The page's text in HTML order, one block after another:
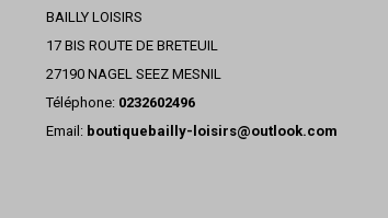
BAILLY LOISIRS
17 BIS ROUTE DE BRETEUIL
27190 NAGEL SEEZ MESNIL
Téléphone: 0232602496
Email: boutiquebailly-loisirs@outlook.com